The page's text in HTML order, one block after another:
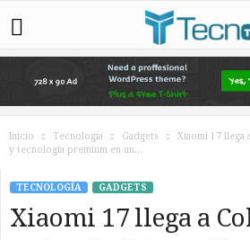
Inicio Tecnología Gadgets
Xiaomi 17 llega
y tecnología premium en un...
TECNOLOGÍA GADGETS
Xiaomi 17 llega a